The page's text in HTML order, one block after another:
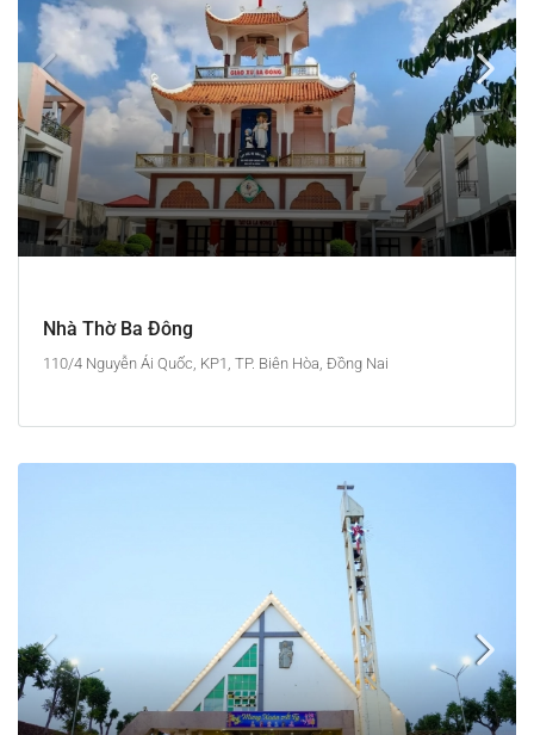
Nhà Thờ Ba Đông
110/4 Nguyễn Ái Quốc, KP1, TP. Biên Hòa, Đồng Nai